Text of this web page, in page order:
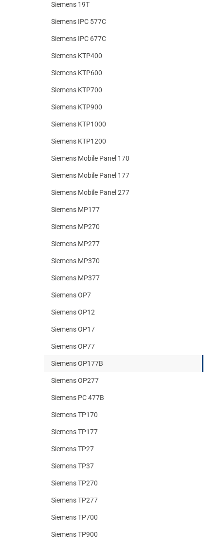
Siemens 19T
Siemens IPC 577C
Siemens IPC 677C
Siemens KTP400
Siemens KTP600
Siemens KTP700
Siemens KTP900
Siemens KTP1000
Siemens KTP1200
Siemens Mobile Panel 170
Siemens Mobile Panel 177
Siemens Mobile Panel 277
Siemens MP177
Siemens MP270
Siemens MP277
Siemens MP370
Siemens MP377
Siemens OP7
Siemens OP12
Siemens OP17
Siemens OP77
Siemens OP177B
Siemens OP277
Siemens PC 477B
Siemens TP170
Siemens TP177
Siemens TP27
Siemens TP37
Siemens TP270
Siemens TP277
Siemens TP700
Siemens TP900